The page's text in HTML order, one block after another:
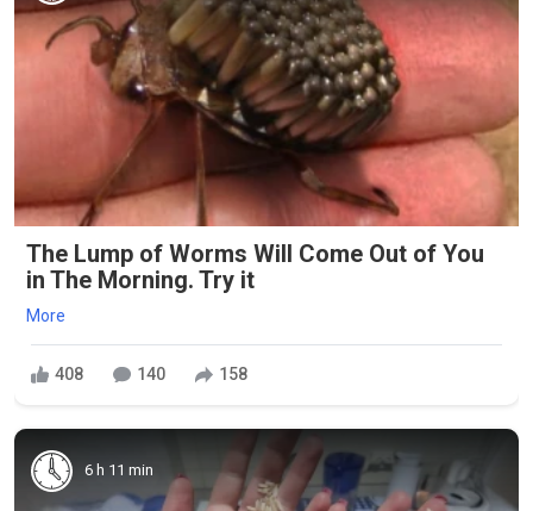
The Lump of Worms Will Come Out of You
in The Morning. Try it
More
408 140 158
6 h 11 min